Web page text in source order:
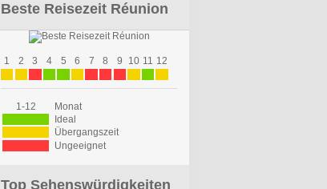
Beste Reisezeit Réunion
1 2 3 4 5 6 7 8 9 10 11 12
1-12
Monat
Ideal
Übergangszeit
Ungeeignet
Top Sehenswürdigkeiten